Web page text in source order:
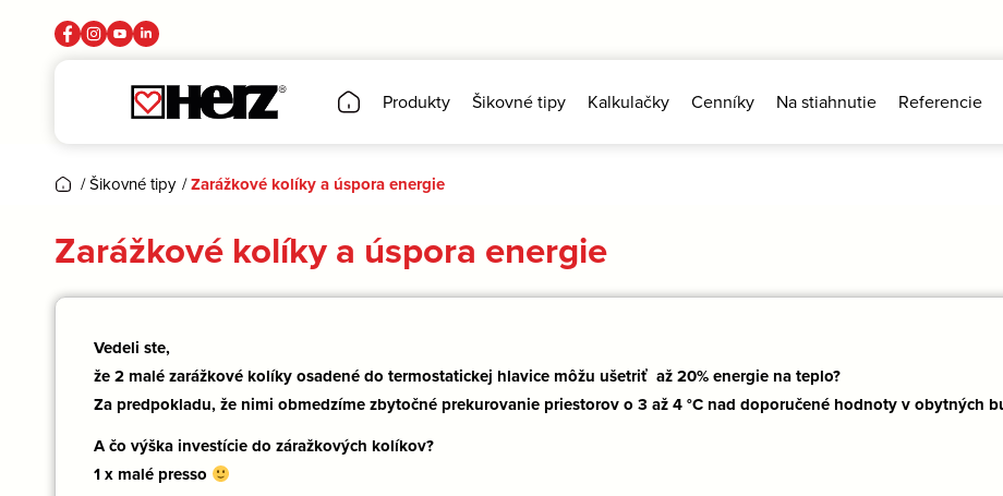
Produkty Šikovné tipy Kalkulačky Cenníky Na stiahnutie Referencie
/Šikovné tipy /Zarážkové kolíky a úspora energie
Zarážkové kolíky a úspora energie
Vedeli ste,
že 2 malé zarážkové kolíky osadené do termostatickej hlavice môžu ušetriť až 20% energie na teplo?
Za predpokladu, že nimi obmedzíme zbytočné prekurovanie priestorov o 3 až 4 °C nad doporučené hodnoty v obytných
A čo výška investície do záražkových kolíkov?
1 x malé presso